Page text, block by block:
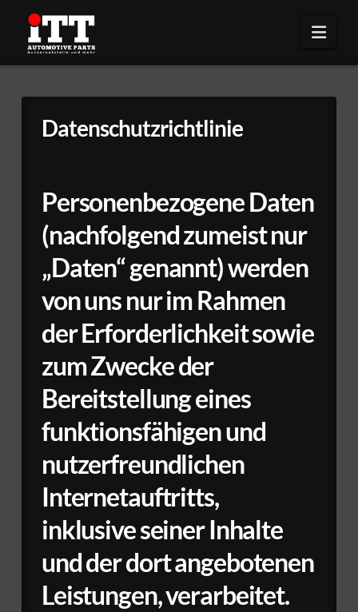
Datenschutzrichtlinie
Personenbezogene Daten
(nachfolgend zumeist nur
„Daten“ genannt) werden
von uns nur im Rahmen
der Erforderlichkeit sowie
zum Zwecke der
Bereitstellung eines
funktionsfähigen und
nutzerfreundlichen
Internetauftritts,
inklusive seiner Inhalte
und der dort angebotenen
Leistungen, verarbeitet.